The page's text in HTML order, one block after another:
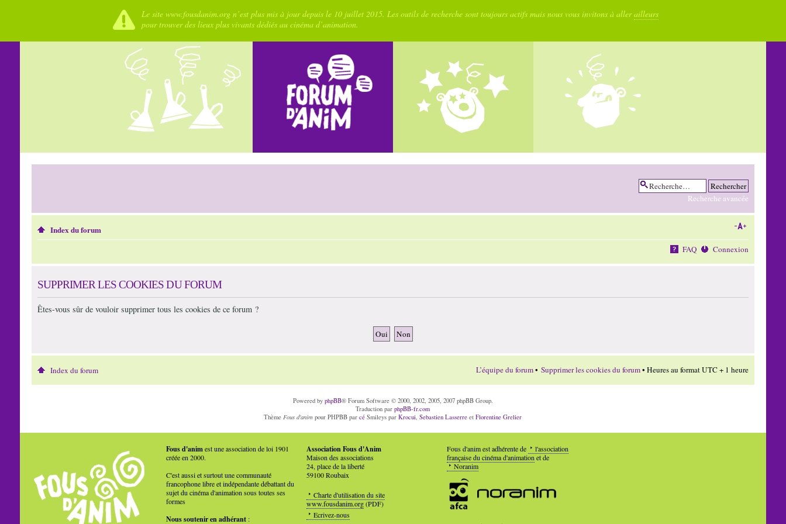
Le site www.fousdanim.org n’est plus mis à jour depuis le 10 juillet 2015. Les outils de recherche sont toujours actifs mais nous vous invitons à allerailleurs
pour trouver des lieux plus vivants dédiés au cinéma d’animation.
Recherche avancée
Index du forum
FAQ Connexion
SUPPRIMER LES COOKIES DU FORUM
Êtes-vous sûr de vouloir supprimer tous les cookies de ce forum ?
Index du forum L’équipe du forum• Supprimer les cookies du forum• Heures au format UTC + 1 heure
Powered by phpBB® Forum Software © 2000, 2002, 2005, 2007 phpBB Group.
Traduction parphpBB-fr.com
ThèmeFous d'anim pour PHPBB parcé Smileys parKrocui,Sebastien Lasserre etFlorentine Grelier
Fous d'animest une association de loi 1901
créée en 2000.
C'est aussi et surtout une communauté
francophone libre et indépendante débattant du
sujet du cinéma d'animation sous toutes ses
formes
Nous soutenir en adhérant:
Association Fous d'Anim
Maison des associations
24, place de la liberté
59100 Roubaix
Charte d'utilisation du site
www.fousdanim.org(PDF)
Ecrivez-nous
Fous d'anim est adhérente de
l'association
française du cinéma d'animation et de
Noranim